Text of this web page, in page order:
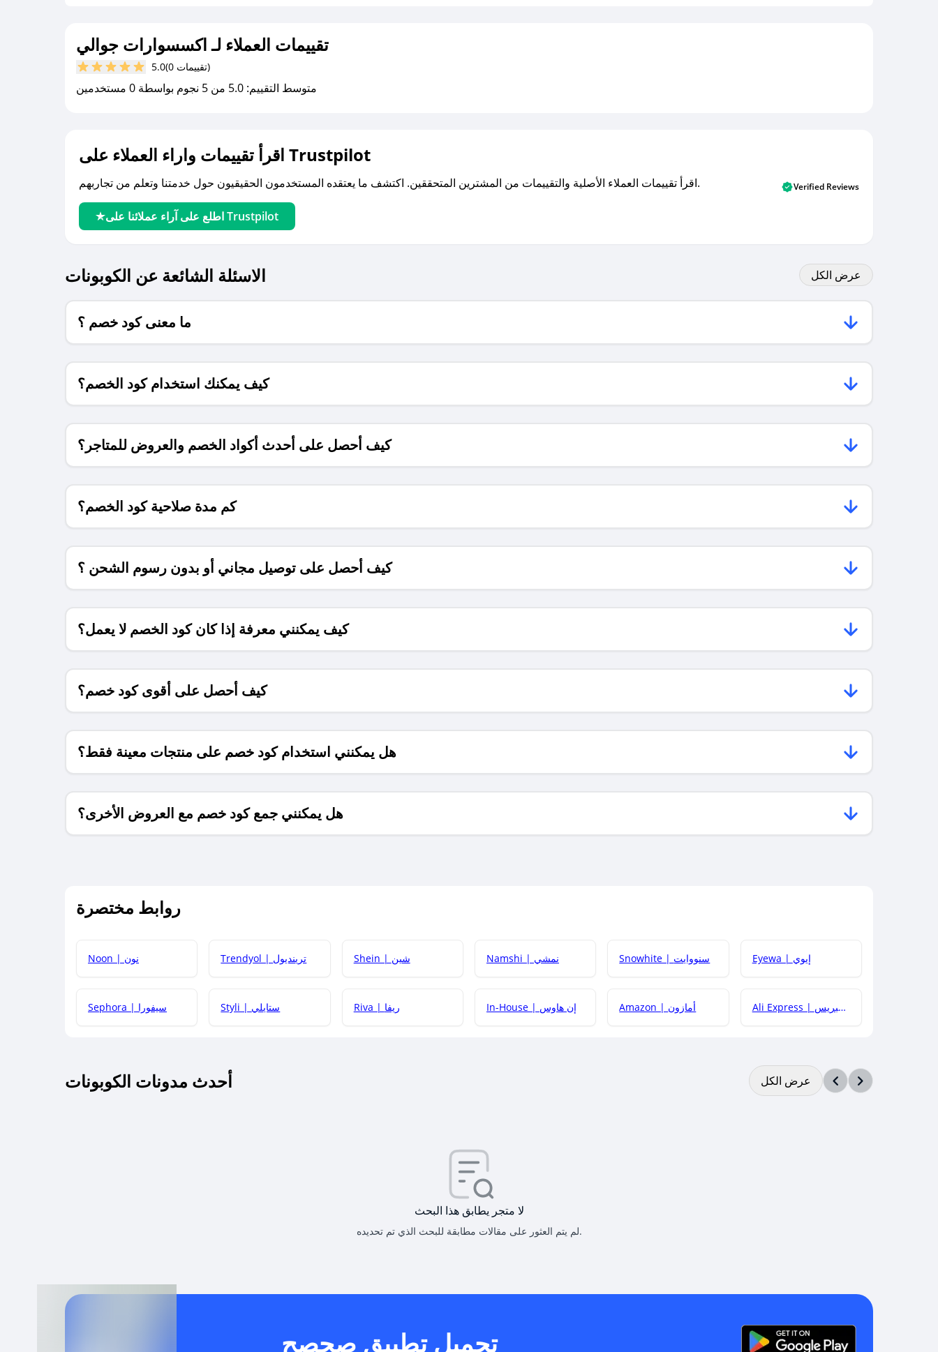
تقييمات العملاء لـ اكسسوارات جوالي
5.0 (0 تقييمات)
متوسط التقييم: 5.0 من 5 نجوم بواسطة 0 مستخدمين
اقرأ تقييمات واراء العملاء على Trustpilot
اقرأ تقييمات العملاء الأصلية والتقييمات من المشترين المتحققين. اكتشف ما يعتقده المستخدمون الحقيقيون حول خدمتنا وتعلم من تجاربهم.
اطلع على آراء عملائنا على Trustpilot
Verified Reviews
الاسئلة الشائعة عن الكوبونات عرض الكل
ما معنى كود خصم ؟
كيف يمكنك استخدام كود الخصم؟
كيف أحصل على أحدث أكواد الخصم والعروض للمتاجر؟
كم مدة صلاحية كود الخصم؟
كيف أحصل على توصيل مجاني أو بدون رسوم الشحن ؟
كيف يمكنني معرفة إذا كان كود الخصم لا يعمل؟
كيف أحصل على أقوى كود خصم؟
هل يمكنني استخدام كود خصم على منتجات معينة فقط؟
هل يمكنني جمع كود خصم مع العروض الأخرى؟
روابط مختصرة
Noon | نون Trendyol | ترينديول Shein | شين Namshi | نمشي Snowhite | سنووايت Eyewa | إيوي
Sephora | سيفورا Styli | ستايلي Riva | ريفا In-House | إن هاوس Amazon | أمازون Ali Express | علي إكسبريس
أحدث مدونات الكوبونات عرض الكل
لا متجر يطابق هذا البحث
لم يتم العثور على مقالات مطابقة للبحث الذي تم تحديده.
تحميل تطبيق صحصح